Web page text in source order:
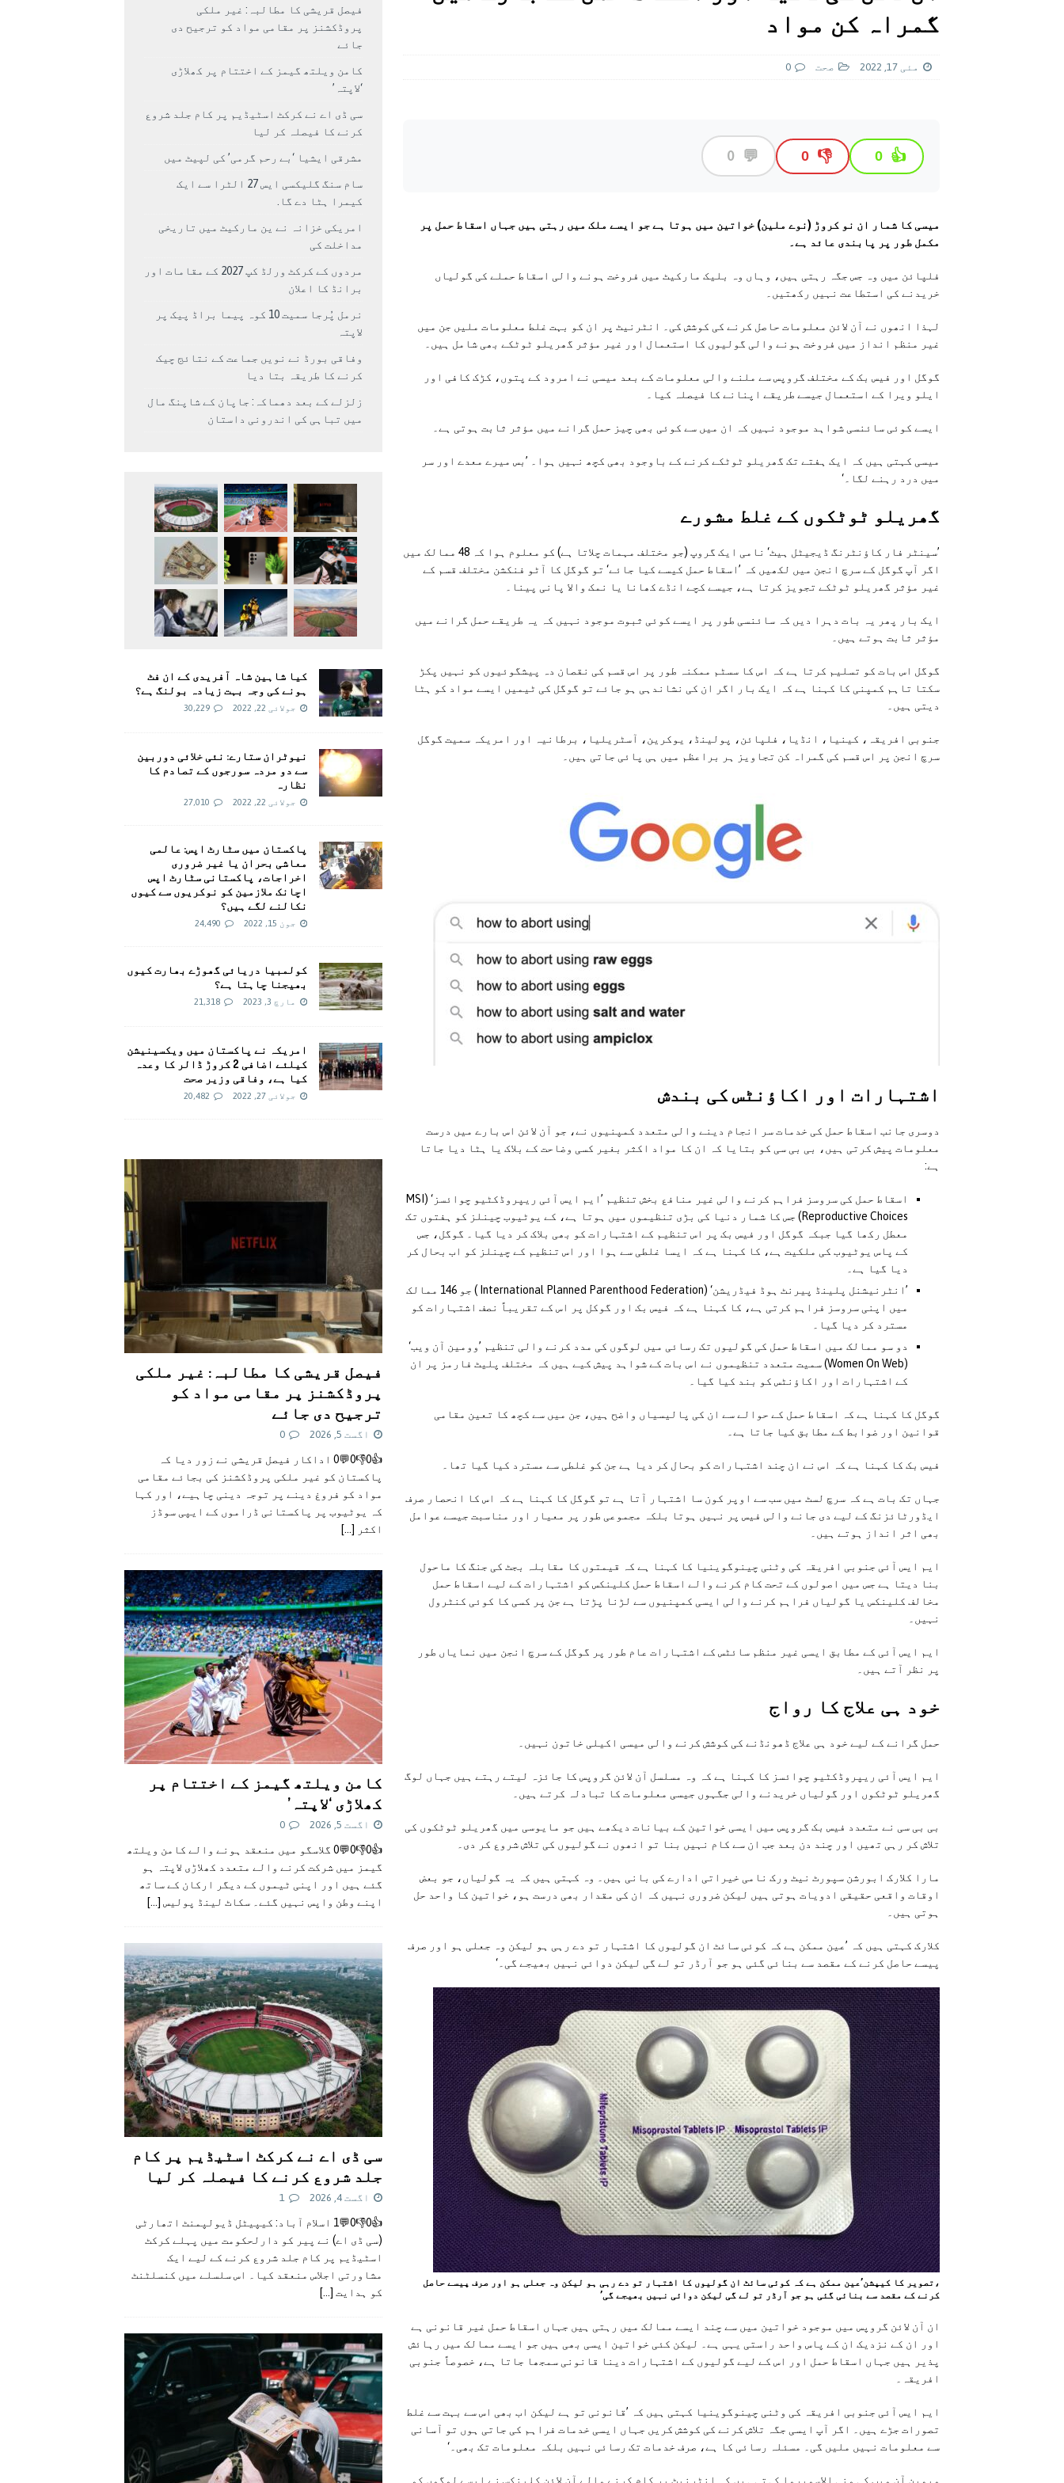
[ اگست 5, 2026 ] فیصل قریشی کا مطالبہ: غیر ملکی پروڈکشنز پر مقامی مواد کو ترجیح دی جائے
پاکستان
گمراہ کن مواد
مئی 17, 2022 صحت 0
👍
0
👎
0
💬
0
میسی کا شمار ان نو کروڑ (نوے ملین) خواتین میں ہوتا ہے جو ایسے ملک میں رہتی ہیں جہاں اسقاط حمل پر
مکمل طور پر پابندی عائد ہے۔
فلپائن میں وہ جس جگہ رہتی ہیں، وہاں وہ بلیک مارکیٹ میں فروخت ہونے والی اسقاط حملے کی گولیاں
خریدنے کی استطاعت نہیں رکھتیں۔
لہذا انھوں نے آن لائن معلومات حاصل کرنے کی کوشش کی۔ انٹرنیٹ پر ان کو بہت غلط معلومات ملیں جن میں
غیر منظم انداز میں فروخت ہونے والی گولیوں کا استعمال اور غیر مؤثر گھریلو ٹوٹکے بھی شامل ہیں۔
گوگل اور فیس بک کے مختلف گروپس سے ملنے والی معلومات کے بعد میسی نے امرود کے پتوں، کڑک کافی اور
ایلو ویرا کے استعمال جیسے طریقے اپنانے کا فیصلہ کیا۔
ایسے کوئی سائنسی شواہد موجود نہیں کہ ان میں سے کوئی بھی چیز حمل گرانے میں مؤثر ثابت ہوتی ہے۔
میسی کہتی ہیں کہ ایک ہفتے تک گھریلو ٹوٹکے کرنے کے باوجود بھی کچھ نہیں ہوا۔ ’بس میرے معدے اور سر
میں درد رہنے لگا۔‘
گھریلو ٹوٹکوں کے غلط مشورے
’سینٹر فار کاؤنٹرنگ ڈیجیٹل ہیٹ‘ نامی ایک گروپ (جو مختلف مہمات چلاتا ہے) کو معلوم ہوا کہ 48 ممالک میں
اگر آپ گوگل کے سرچ انجن میں لکھیں کہ ’اسقاط حمل کیسے کیا جائے‘ تو گوگل کا آٹو فنکشن مختلف قسم کے
غیر مؤثر گھریلو ٹوٹکے تجویز کرتا ہے، جیسے کچے انڈے کھانا یا نمک والا پانی پینا۔
ایک بار پھر یہ بات دہرا دیں کہ سائنسی طور پر ایسے کوئی ثبوت موجود نہیں کہ یہ طریقے حمل گرانے میں
مؤثر ثابت ہوتے ہیں۔
گوگل اس بات کو تسلیم کرتا ہے کہ اس کا سسٹم ممکنہ طور پر اس قسم کی نقصان دہ پیشگوئیوں کو نہیں پکڑ
سکتا تاہم کمپنی کا کہنا ہے کہ ایک بار اگر ان کی نشاندہی ہو جائے تو گوگل کی ٹیمیں ایسے مواد کو ہٹا
دیتی ہیں۔
جنوبی افریقہ، کینیا، انڈیا، فلپائن، پولینڈ، یوکرین، آسٹریلیا، برطانیہ اور امریکہ سمیت گوگل
سرچ انجن پر اس قسم کی گمراہ کن تجاویز ہر براعظم میں ہی پائی جاتی ہیں۔
اشتہارات اور اکاؤنٹس کی بندش
دوسری جانب اسقاط حمل کی خدمات سر انجام دینے والی متعدد کمپنیوں نے، جو آن لائن اس بارے میں درست
معلومات پیش کرتی ہیں، بی بی سی کو بتایا کہ ان کا مواد اکثر بغیر کسی وضاحت کے بلاک یا ہٹا دیا جاتا
ہے:
اسقاط حمل کی سروسز فراہم کرنے والی غیر منافع بخش تنظیم ’ایم ایس آئی ریپروڈکٹیو چوائسز‘ (MSI
Reproductive Choices) جس کا شمار دنیا کی بڑی تنظیموں میں ہوتا ہے، کے یوٹیوب چینلز کو ہفتوں تک
معطل رکھا گیا جبکہ گوگل اور فیس بک پر اس تنظیم کے اشتہارات کو بھی بلاک کر دیا گیا۔ گوگل، جس
کے پاس یوٹیوب کی ملکیت ہے، کا کہنا ہے کہ ایسا غلطی سے ہوا اور اس تنظیم کے چینلز کو اب بحال کر
دیا گیا ہے۔
’انٹرنیشنل پلینڈ پیرنٹ ہوڈ فیڈریشن‘ (International Planned Parenthood Federation ) جو 146 ممالک
میں اپنی سروسز فراہم کرتی ہے، کا کہنا ہے کہ فیس بک اور گوکل پر اس کے تقریباً نصف اشتہارات کو
مسترد کر دیا گیا۔
دو سو ممالک میں اسقاط حمل کی گولیوں تک رسائی میں لوگوں کی مدد کرنے والی تنظیم ’وومین آن ویب‘
(Women On Web) سمیت متعدد تنظیموں نے اس بات کے شواہد پیش کیے ہیں کہ مختلف پلیٹ فارمز پر ان
کے اشتہارات اور اکاؤنٹس کو بند کیا گیا۔
گوگل کا کہنا ہے کہ اسقاط حمل کے حوالے سے ان کی پالیسیاں واضح ہیں، جن میں سے کچھ کا تعین مقامی
قوانین اور ضوابط کے مطابق کیا جاتا ہے۔
فیس بک کا کہنا ہے کہ اس نے ان چند اشتہارات کو بحال کر دیا ہے جن کو غلطی سے مسترد کیا گیا تھا۔
جہاں تک بات ہے کہ سرچ لسٹ میں سب سے اوپر کون سا اشتہار آتا ہے تو گوگل کا کہنا ہے کہ اس کا انحصار صرف
ایڈورٹائزنگ کے لیے دی جانے والی فیس پر نہیں ہوتا بلکہ مجموعی طور پر معیار اور مناسبت جیسے عوامل
بھی اثر انداز ہوتے ہیں۔
ایم ایس آئی جنوبی افریقہ کی وٹنی چینوگوینیا کا کہنا ہے کہ قیمتوں کا مقابلہ بجٹ کی جنگ کا ماحول
بنا دیتا ہے جس میں اصولوں کے تحت کام کرنے والے اسقاط حمل کلینکس کو اشتہارات کے لیے اسقاط حمل
مخالف کلینکس یا گولیاں فراہم کرنے والی ایسی کمپنیوں سے لڑنا پڑتا ہے جن پر کسی کا کوئی کنٹرول
نہیں۔
ایم ایس آئی کے مطابق ایسی غیر منظم سائٹس کے اشتہارات عام طور پر گوگل کے سرچ انجن میں نمایاں طور
پر نظر آتے ہیں۔
خود ہی علاج کا رواج
حمل گرانے کے لیے خود ہی علاج ڈھونڈنے کی کوشش کرنے والی میسی اکیلی خاتون نہیں۔
ایم ایس آئی ریپروڈکٹیو چوائسز کا کہنا ہے کہ وہ مسلسل آن لائن گروپس کا جائزہ لیتے رہتے ہیں جہاں لوگ
گھریلو ٹوٹکوں اور گولیاں خریدنے والی جگہوں جیسی معلومات کا تبادلہ کرتے ہیں۔
بی بی سی نے متعدد فیس بک گروپس میں ایسی خواتین کے بیانات دیکھے ہیں جو مایوسی میں گھریلو ٹوٹکوں کی
تلاش کر رہی تھیں اور چند دن بعد جب ان سے کام نہیں بنا تو انھوں نے گولیوں کی تلاش شروع کر دی۔
مارا کلارک ابورشن سپورٹ نیٹ ورک نامی خیراتی ادارے کی بانی ہیں۔ وہ کہتی ہیں کہ یہ گولیاں، جو بعض
اوقات واقعی حقیقی ادویات ہوتی ہیں لیکن ضروری نہیں کہ ان کی مقدار بھی درست ہو، خواتین کا واحد حل
ہوتی ہیں۔
کلارک کہتی ہیں کہ ’عین ممکن ہے کہ کوئی سائٹ ان گولیوں کا اشتہار تو دے رہی ہو لیکن وہ جعلی ہو اور صرف
پیسے حاصل کرنے کے مقصد سے بنائی گئی ہو جو آرڈر تو لے گی لیکن دوائی نہیں بھیجے گی۔‘
،تصویر کا کیپشن’عین ممکن ہے کہ کوئی سائٹ ان گولیوں کا اشتہار تو دے رہی ہو لیکن وہ جعلی ہو اور صرف پیسے حاصل
کرنے کے مقصد سے بنائی گئی ہو جو آرڈر تو لے گی لیکن دوائی نہیں بھیجے گی’
ان آن لائن گروپس میں موجود خواتین میں سے چند ایسے ممالک میں رہتی ہیں جہاں اسقاط حمل غیر قانونی ہے
اور ان کے نزدیک ان کے پاس واحد راستی یہی ہے۔ لیکن کئی خواتین ایسی بھی ہیں جو ایسے ممالک میں رہائش
پذیر ہیں جہاں اسقاط حمل اور اس کے لیے گولیوں کے اشتہارات دینا قانونی سمجھا جاتا ہے، خصوصاً جنوبی
افریقہ۔
ایم ایس آئی جنوبی افریقہ کی وٹنی چینوگوینیا کہتی ہیں کہ ’قانونی تو ہے لیکن اب بھی اس سے بہت سے غلط
تصورات جڑے ہیں۔ اگر آپ ایسی جگہ تلاش کرنے کی کوشش کریں جہاں ایسی خدمات فراہم کی جاتی ہوں تو آسانی
سے معلومات نہیں ملیں گی۔ مسئلہ رسائی کا ہے، صرف خدمات تک رسائی نہیں بلکہ معلومات تک بھی۔‘
ویمین آن ویب کی ونی الاسویروا کہتی ہیں کہ انٹرنیٹ پر کام کرنے والے آن لائن کلینکس نے ایسے لوگوں کو
فیصل قریشی کا مطالبہ: غیر ملکی
پروڈکشنز پر مقامی مواد کو ترجیح دی
جائے
کامن ویلتھ گیمز کے اختتام پر کھلاڑی
‘لاپتہ’
سی ڈی اے نے کرکٹ اسٹیڈیم پر کام جلد شروع
کرنے کا فیصلہ کر لیا
مشرقی ایشیا ‘بے رحم گرمی’ کی لپیٹ میں
سام سنگ گلیکسی ایس 27 الٹرا سے ایک
کیمرا ہٹا دے گا.
امریکی خزانہ نے ین مارکیٹ میں تاریخی
مداخلت کی
مردوں کے کرکٹ ورلڈ کپ 2027 کے مقامات اور
برانڈ کا اعلان
نرمل پُرجا سمیت 10 کوہ پیما براڈ پیک پر
لاپتہ
وفاقی بورڈ نے نویں جماعت کے نتائج چیک
کرنے کا طریقہ بتا دیا
زلزلے کے بعد دھماکہ: جاپان کے شاپنگ مال
میں تباہی کی اندرونی داستان
کیا شاہین شاہ آفریدی کے ان فٹ
ہونے کی وجہ بہت زیادہ بولنگ ہے؟
جولائی 22, 2022 30,229
نیوٹران ستارے: نئی خلائی دوربین
سے دو مردہ سورجوں کے تصادم کا
نظارہ
جولائی 22, 2022 27,010
پاکستان میں سٹارٹ اپس: عالمی
معاشی بحران یا غیر ضروری
اخراجات، پاکستانی سٹارٹ اپس
اچانک ملازمین کو نوکریوں سے کیوں
نکالنے لگے ہیں؟
جون 15, 2022 24,490
کولمبیا دریائی گھوڑے بھارت کیوں
بھیجنا چاہتا ہے؟
مارچ 3, 2023 21,318
امريکہ نے پاکستان میں ویکسینیشن
کیلئے اضافی 2 کروڑ ڈالر کا وعدہ
کیا ہے، وفاقی وزیر صحت
جولائی 27, 2022 20,482
فیصل قریشی کا مطالبہ: غیر ملکی
پروڈکشنز پر مقامی مواد کو
ترجیح دی جائے
اگست 5, 2026 0
👍0👎0💬0 اداکار فیصل قریشی نے زور دیا کہ
پاکستان کو غیر ملکی پروڈکشنز کی بجائے مقامی
مواد کو فروغ دینے پر توجہ دینی چاہیے، اور کہا
کہ یوٹیوب پر پاکستانی ڈراموں کے ایپی سوڈز
اکثر
[...]
کامن ویلتھ گیمز کے اختتام پر
کھلاڑی ‘لاپتہ’
اگست 5, 2026 0
👍0👎0💬0 گلاسگو میں منعقد ہونے والے کامن ویلتھ
گیمز میں شرکت کرنے والے متعدد کھلاڑی لاپتہ ہو
گئے ہیں اور اپنی ٹیموں کے دیگر ارکان کے ساتھ
اپنے وطن واپس نہیں گئے۔ سکاٹ لینڈ پولیس [...]
سی ڈی اے نے کرکٹ اسٹیڈیم پر کام
جلد شروع کرنے کا فیصلہ کر لیا
اگست 4, 2026 1
👍0👎0💬1 اسلام آباد: کیپیٹل ڈیولپمنٹ اتھارٹی
(سی ڈی اے) نے پیر کو دارلحکومت میں پہلے کرکٹ
اسٹیڈیم پر کام جلد شروع کرنے کے لیے ایک
مشاورتی اجلاس منعقد کیا۔ اس سلسلے میں کنسلٹنٹ
کو ہدایت [...]